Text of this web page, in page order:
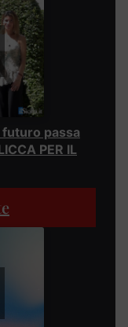
futuro passa
PER IL